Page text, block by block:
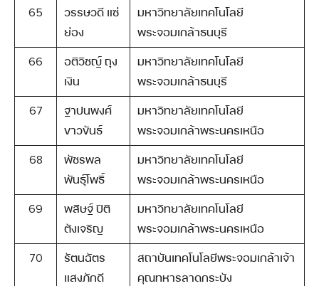
65
วรรษวดี แซ่
ย่อง
มหาวิทยาลัยเทคโนโลยี
พระจอมเกล้าธนบุรี
66
อติวิชญ์ ถุง
เงิน
มหาวิทยาลัยเทคโนโลยี
พระจอมเกล้าธนบุรี
67
ฐาปนพงศ์
ขาวขันธ์
มหาวิทยาลัยเทคโนโลยี
พระจอมเกล้าพระนครเหนือ
68
พัชรพล
พันธุ์โพธิ์
มหาวิทยาลัยเทคโนโลยี
พระจอมเกล้าพระนครเหนือ
69
พสิษฐ์ ปิติ
ตังเจริญ
มหาวิทยาลัยเทคโนโลยี
พระจอมเกล้าพระนครเหนือ
70
รัตนฉัตร
แสงภักดี
สถาบันเทคโนโลยีพระจอมเกล้าเจ้า
คุณทหารลาดกระบัง